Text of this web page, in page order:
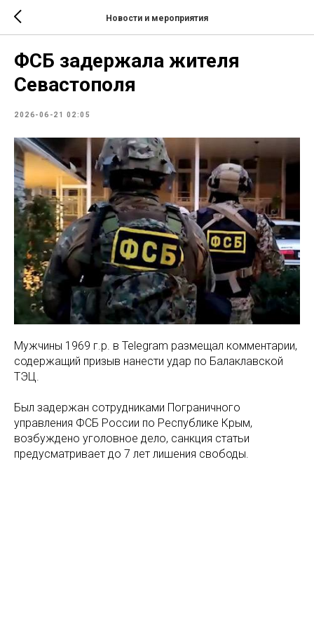
Новости и мероприятия
ФСБ задержала жителя
Севастополя
2026-06-21 02:05
Мужчины 1969 г.р. в Telegram размещал комментарии,
содержащий призыв нанести удар по Балаклавской
ТЭЦ.
Был задержан сотрудниками Пограничного
управления ФСБ России по Республике Крым,
возбуждено уголовное дело, санкция статьи
предусматривает до 7 лет лишения свободы.